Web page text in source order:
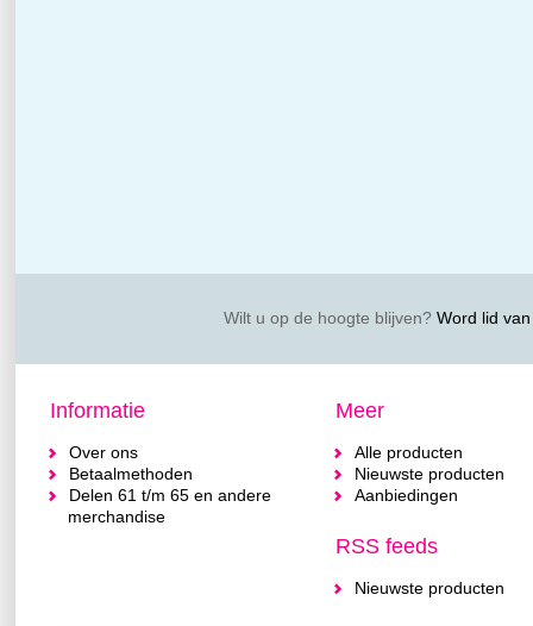
Wilt u op de hoogte blijven?Word lid van
Informatie
Over ons
Betaalmethoden
Delen 61 t/m 65 en andere
merchandise
Meer
Alle producten
Nieuwste producten
Aanbiedingen
RSS feeds
Nieuwste producten